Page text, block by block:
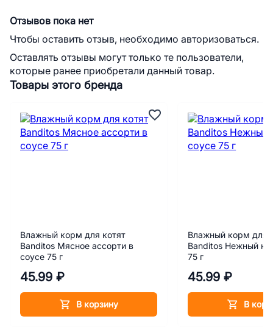
Товары этого бренда
Влажный корм для котят
Banditos Мясное ассорти в
соусе 75 г
45.99 ₽
В корзину
Влажный корм для
Banditos Нежный
75 г
45.99 ₽
В
Отзывов пока нет
Чтобы оставить отзыв, необходимо авторизоваться.
Оставлять отзывы могут только те пользователи,
которые ранее приобретали данный товар.